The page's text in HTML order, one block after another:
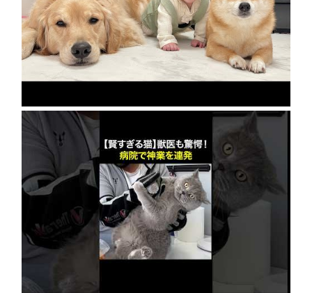
急成長の裏には豆柴とゴールデンレトリバーの
協力がありました…
2026年8月8日
【賢すぎる猫】獣医も驚愕！病院で神業を連発
2026年8月6日